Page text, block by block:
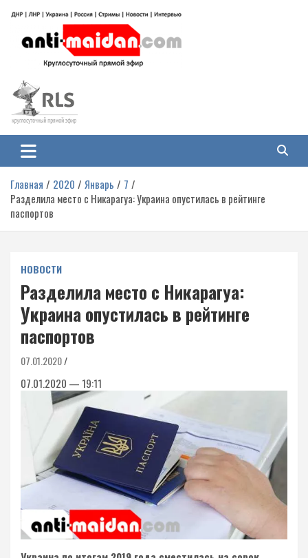
содержимому
Антимайдан: Гражданская война
на Украине
гражданской войне на Украине, включая события в Новороссии, ДНР,
ЛНР и других регионах.
Главная 2020 Январь
7
Разделила место с Никарагуа: Украина опустилась в рейтинге
паспортов
НОВОСТИ
Разделила место с Никарагуа:
Украина опустилась в рейтинге
паспортов
07.01.2020
07.01.2020 — 19:11